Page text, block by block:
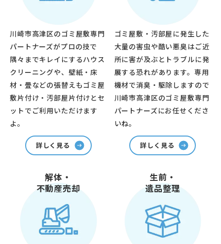
川崎市高津区のゴミ屋敷専門
パートナーズがプロの技で
隅々までキレイにするハウス
クリーニングや、壁紙・床
材・畳などの張替えもゴミ屋
敷片付け・汚部屋片付けとセ
ットでご利用いただけます
よ。
詳しく見る
ゴミ屋敷・汚部屋に発生した
大量の害虫や酷い悪臭はご近
所に害が及ぶとトラブルに発
展する恐れがあります。専用
機材で消臭・駆除しますので
川崎市高津区のゴミ屋敷専門
パートナーズにお任せくださ
いね。
詳しく見る
解体・
不動産売却
生前・
遺品整理